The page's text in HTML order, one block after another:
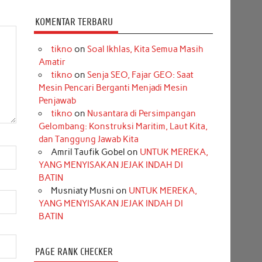
KOMENTAR TERBARU
tikno on Soal Ikhlas, Kita Semua Masih
Amatir
tikno on Senja SEO, Fajar GEO: Saat
Mesin Pencari Berganti Menjadi Mesin
Penjawab
tikno on Nusantara di Persimpangan
Gelombang: Konstruksi Maritim, Laut Kita,
dan Tanggung Jawab Kita
Amril Taufik Gobel on UNTUK MEREKA,
YANG MENYISAKAN JEJAK INDAH DI
BATIN
Musniaty Musni on UNTUK MEREKA,
YANG MENYISAKAN JEJAK INDAH DI
BATIN
PAGE RANK CHECKER